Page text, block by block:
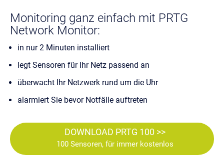
Monitoring ganz einfach mit PRTG
Network Monitor:
in nur 2 Minuten installiert
legt Sensoren für Ihr Netz passend an
überwacht Ihr Netzwerk rund um die Uhr
alarmiert Sie bevor Notfälle auftreten
DOWNLOAD PRTG 100 >>
100 Sensoren, für immer kostenlos